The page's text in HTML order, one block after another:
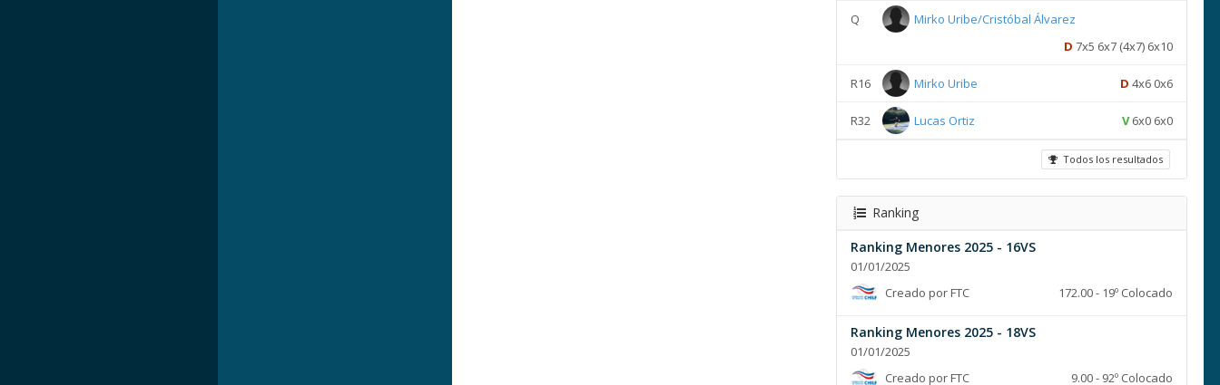
Q
Mirko Uribe/Cristóbal Álvarez
D 7x5 6x7 (4x7) 6x10
R16 Mirko Uribe D 4x6 0x6
R32 Lucas Ortiz V6x0 6x0
Todos los resultados
Ranking
Ranking Menores 2025 - 16VS
01/01/2025
Creado por FTC
172.00 - 19º Colocado
Ranking Menores 2025 - 18VS
01/01/2025
Creado por FTC
9.00 - 92º Colocado